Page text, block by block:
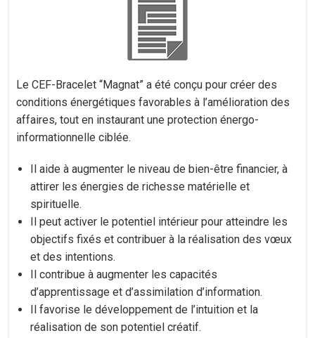
Le CEF-Bracelet “Magnat” a été conçu pour créer des
conditions énergétiques favorables à l’amélioration des
affaires, tout en instaurant une protection énergo-
informationnelle ciblée.
Il aide à augmenter le niveau de bien-être financier, à
attirer les énergies de richesse matérielle et
spirituelle.
Il peut activer le potentiel intérieur pour atteindre les
objectifs fixés et contribuer à la réalisation des vœux
et des intentions.
Il contribue à augmenter les capacités
d’apprentissage et d’assimilation d’information.
Il favorise le développement de l’intuition et la
réalisation de son potentiel créatif.